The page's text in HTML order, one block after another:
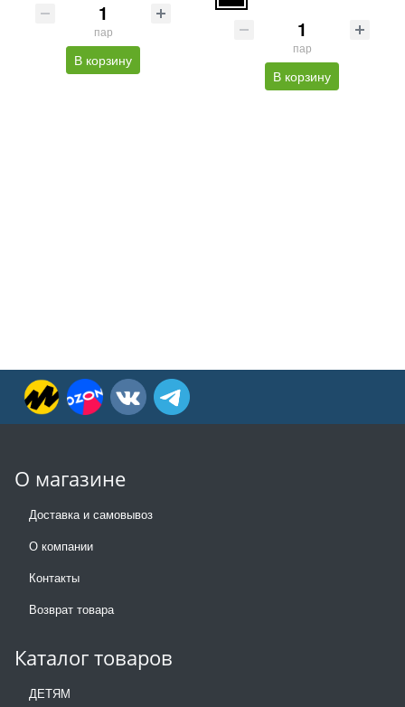
пар
В корзину
пар
В корзину
О магазине
Доставка и самовывоз
О компании
Контакты
Возврат товара
Каталог товаров
ДЕТЯМ